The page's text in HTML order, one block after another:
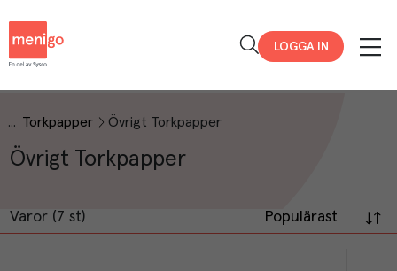
LOGGA IN
Torkpapper Övrigt Torkpapper
Övrigt Torkpapper
Varor (7 st) Populärast